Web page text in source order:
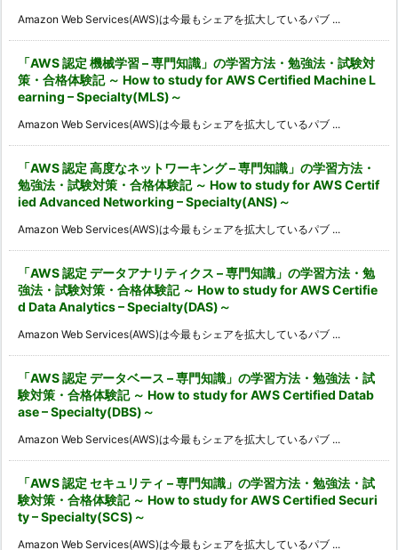
Amazon Web Services(AWS)は今最もシェアを拡大しているパブ ...
「AWS 認定 機械学習 – 専門知識」の学習方法・勉強法・試験対
策・合格体験記 ～ How to study for AWS Certified Machine L
earning – Specialty(MLS)～
Amazon Web Services(AWS)は今最もシェアを拡大しているパブ ...
「AWS 認定 高度なネットワーキング – 専門知識」の学習方法・
勉強法・試験対策・合格体験記 ～ How to study for AWS Certif
ied Advanced Networking – Specialty(ANS)～
Amazon Web Services(AWS)は今最もシェアを拡大しているパブ ...
「AWS 認定 データアナリティクス – 専門知識」の学習方法・勉
強法・試験対策・合格体験記 ～ How to study for AWS Certifie
d Data Analytics – Specialty(DAS)～
Amazon Web Services(AWS)は今最もシェアを拡大しているパブ ...
「AWS 認定 データベース – 専門知識」の学習方法・勉強法・試
験対策・合格体験記 ～ How to study for AWS Certified Datab
ase – Specialty(DBS)～
Amazon Web Services(AWS)は今最もシェアを拡大しているパブ ...
「AWS 認定 セキュリティ – 専門知識」の学習方法・勉強法・試
験対策・合格体験記 ～ How to study for AWS Certified Securi
ty – Specialty(SCS)～
Amazon Web Services(AWS)は今最もシェアを拡大しているパブ ...